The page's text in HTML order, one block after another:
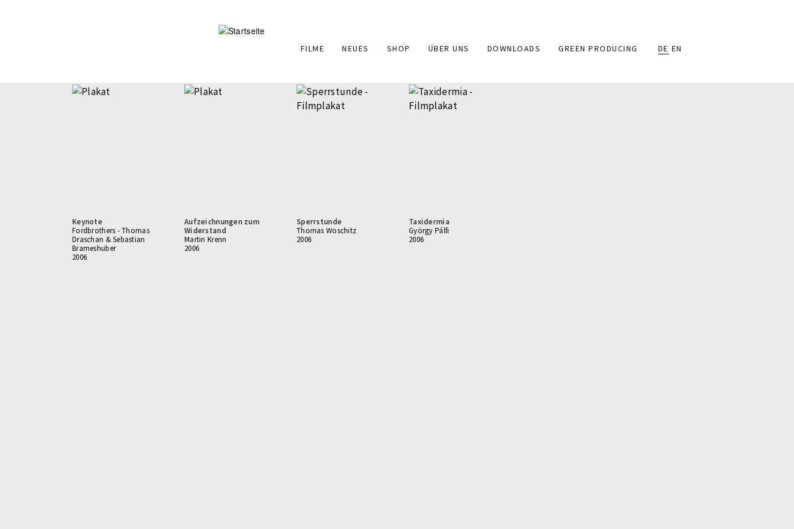
Main
FILME NEUES SHOP ÜBER UNS DOWNLOADS GREEN PRODUCING DE EN
Keynote
Fordbrothers - Thomas
Draschan & Sebastian
Brameshuber
2006
Aufzeichnungen zum
Widerstand
Martin Krenn
2006
Sperrstunde
Thomas Woschitz
2006
Taxidermia
György Pálfi
2006